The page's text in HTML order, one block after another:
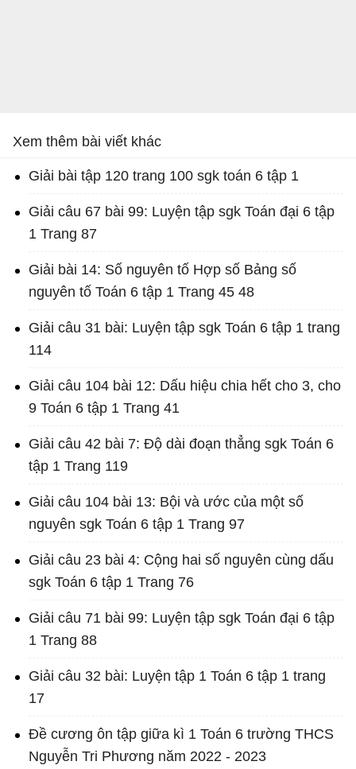
Xem thêm bài viết khác
Giải bài tập 120 trang 100 sgk toán 6 tập 1
Giải câu 67 bài 99: Luyện tập sgk Toán đại 6 tập
1 Trang 87
Giải bài 14: Số nguyên tố Hợp số Bảng số
nguyên tố Toán 6 tập 1 Trang 45 48
Giải câu 31 bài: Luyện tập sgk Toán 6 tập 1 trang
114
Giải câu 104 bài 12: Dấu hiệu chia hết cho 3, cho
9 Toán 6 tập 1 Trang 41
Giải câu 42 bài 7: Độ dài đoạn thẳng sgk Toán 6
tập 1 Trang 119
Giải câu 104 bài 13: Bội và ước của một số
nguyên sgk Toán 6 tập 1 Trang 97
Giải câu 23 bài 4: Cộng hai số nguyên cùng dấu
sgk Toán 6 tập 1 Trang 76
Giải câu 71 bài 99: Luyện tập sgk Toán đại 6 tập
1 Trang 88
Giải câu 32 bài: Luyện tập 1 Toán 6 tập 1 trang
17
Đề cương ôn tập giữa kì 1 Toán 6 trường THCS
Nguyễn Tri Phương năm 2022 - 2023